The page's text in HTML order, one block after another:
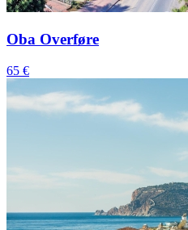
Oba Overføre
65 €